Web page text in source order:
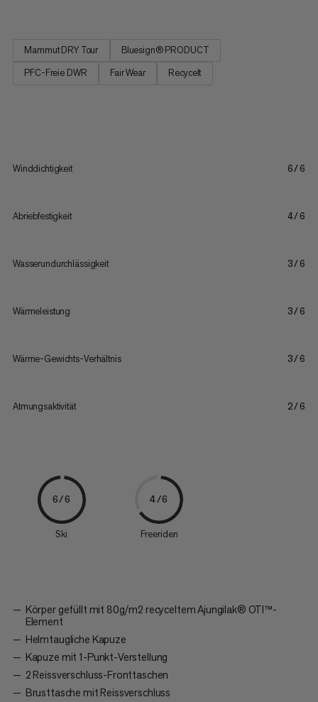
Mammut DRY Tour
Bluesign® PRODUCT
PFC-Freie DWR
Fair Wear Recycelt
Winddichtigkeit 6/6
Abriebfestigkeit 4/6
Wasserundurchlässigkeit 3/6
Wärmeleistung 3/6
Wärme-Gewichts-Verhältnis 3/6
Atmungsaktivität 2/6
6/6
Ski
4/6
Freeriden
Körper gefüllt mit 80g/m2 recyceltem Ajungilak® OTI™-
Element
Helmtaugliche Kapuze
Kapuze mit 1-Punkt-Verstellung
2 Reissverschluss-Fronttaschen
Brusttasche mit Reissverschluss